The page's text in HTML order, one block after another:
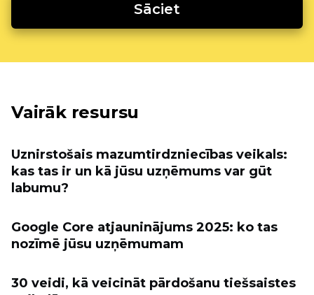
Sāciet
Vairāk resursu
Uznirstošais mazumtirdzniecības veikals:
kas tas ir un kā jūsu uzņēmums var gūt
labumu?
Google Core atjauninājums 2025: ko tas
nozīmē jūsu uzņēmumam
30 veidi, kā veicināt pārdošanu tiešsaistes